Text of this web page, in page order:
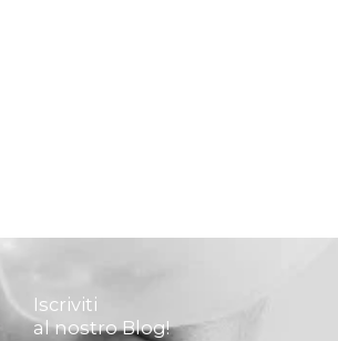
Iscriviti
al nostro Blog!